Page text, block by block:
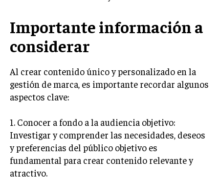
BLOG
Acerca de Últimas entradas
Soy Ricardo Serrano, apasionado de la
comunicación persuasiva. Con más de 10 años de
experiencia, uso la palabra escrita para crear
estrategias de marketing exitosas. Amante de la
poesía y el ajedrez, siempre busco el enfoque creativo en cada
historia.
Importante información a
considerar
Al crear contenido único y personalizado en la
gestión de marca, es importante recordar algunos
aspectos clave:
1. Conocer a fondo a la audiencia objetivo:
Investigar y comprender las necesidades, deseos
y preferencias del público objetivo es
fundamental para crear contenido relevante y
atractivo.